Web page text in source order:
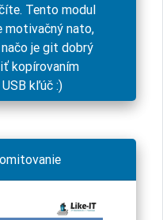
Tento modul
motivačný nato,
je git dobrý
kopírovaním
kľúč :)